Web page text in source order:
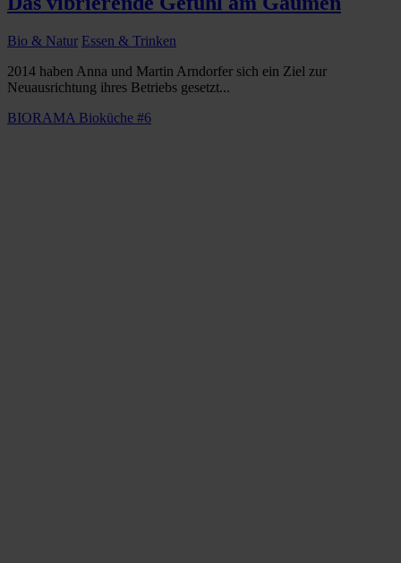
Bio & Natur Essen & Trinken
2014 haben Anna und Martin Arndorfer sich ein Ziel zur
Neuausrichtung ihres Betriebs gesetzt...
BIORAMA Bioküche #6